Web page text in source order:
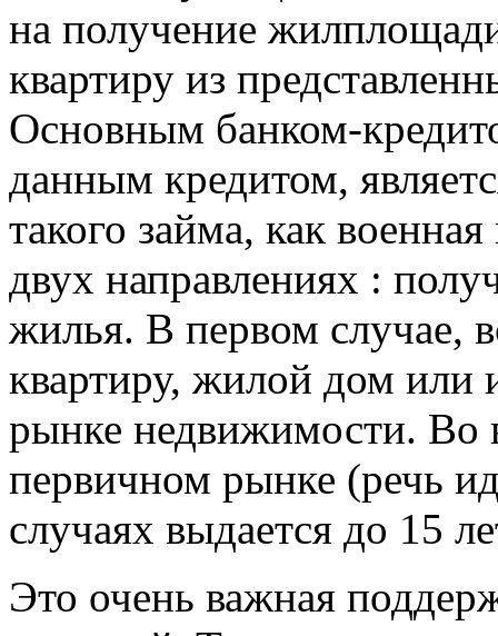
на получение
квартиру из
Основным банком-
данным кредитом,
такого займа, как
двух направлениях :
жилья. В первом случае,
квартиру, жилой дом
рынке недвижимости. Во
первичном рынке (речь
случаях выдается до 15
Это очень важная